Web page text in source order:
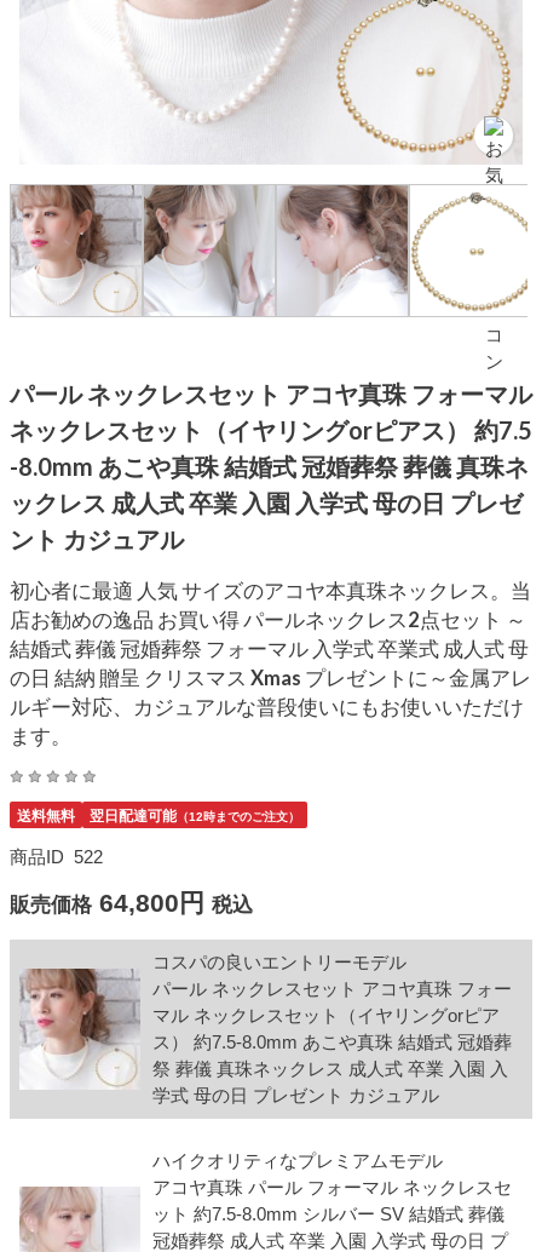
パール ネックレスセット アコヤ真珠 フォーマル
ネックレスセット（イヤリングorピアス） 約7.5
-8.0mm あこや真珠 結婚式 冠婚葬祭 葬儀 真珠ネ
ックレス 成人式 卒業 入園 入学式 母の日 プレゼ
ント カジュアル
初心者に最適 人気 サイズのアコヤ本真珠ネックレス。当
店お勧めの逸品 お買い得 パールネックレス2点セット ～
結婚式 葬儀 冠婚葬祭 フォーマル 入学式 卒業式 成人式 母
の日 結納 贈呈 クリスマス Xmas プレゼントに～金属アレ
ルギー対応、カジュアルな普段使いにもお使いいただけ
ます。
送料無料 翌日配達可能（12時までのご注文）
商品ID 522
販売価格 64,800円 税込
コスパの良いエントリーモデル
パール ネックレスセット アコヤ真珠 フォー
マル ネックレスセット（イヤリングorピア
ス） 約7.5-8.0mm あこや真珠 結婚式 冠婚葬
祭 葬儀 真珠ネックレス 成人式 卒業 入園 入
学式 母の日 プレゼント カジュアル
ハイクオリティなプレミアムモデル
アコヤ真珠 パール フォーマル ネックレスセ
ット 約7.5-8.0mm シルバー SV 結婚式 葬儀
冠婚葬祭 成人式 卒業 入園 入学式 母の日 プ